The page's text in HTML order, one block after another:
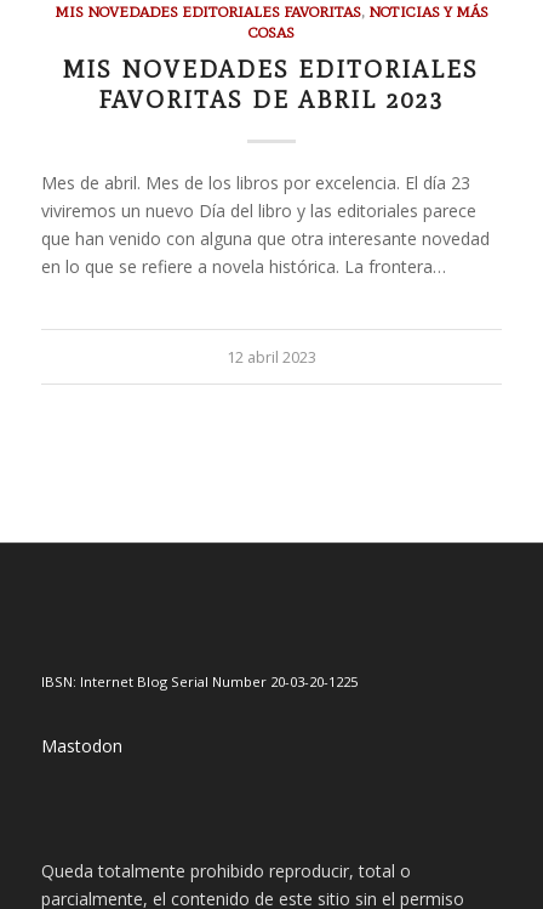
MIS NOVEDADES EDITORIALES FAVORITAS, NOTICIAS Y MÁS
COSAS
MIS NOVEDADES EDITORIALES
FAVORITAS DE ABRIL 2023
Mes de abril. Mes de los libros por excelencia. El día 23
viviremos un nuevo Día del libro y las editoriales parece
que han venido con alguna que otra interesante novedad
en lo que se refiere a novela histórica. La frontera…
12 abril 2023
IBSN: Internet Blog Serial Number 20-03-20-1225
Mastodon
Queda totalmente prohibido reproducir, total o
parcialmente, el contenido de este sitio sin el permiso